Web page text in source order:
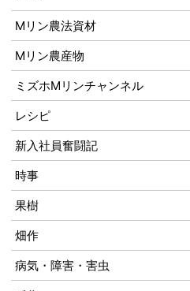
Mリン農法資材
Mリン農産物
ミズホMリンチャンネル
レシピ
新入社員奮闘記
時事
果樹
畑作
病気・障害・害虫